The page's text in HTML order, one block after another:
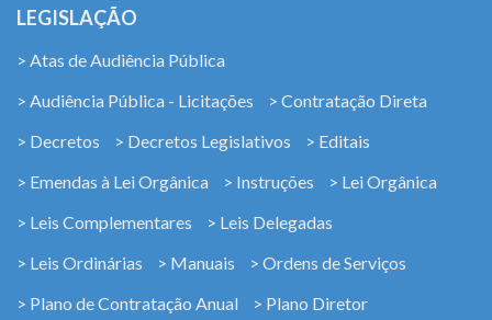
LEGISLAÇÃO
> Atas de Audiência Pública
> Audiência Pública - Licitações
> Contratação Direta
> Decretos
> Decretos Legislativos
> Editais
> Emendas à Lei Orgânica
> Instruções
> Lei Orgânica
> Leis Complementares
> Leis Delegadas
> Leis Ordinárias
> Manuais
> Ordens de Serviços
> Plano de Contratação Anual
> Plano Diretor